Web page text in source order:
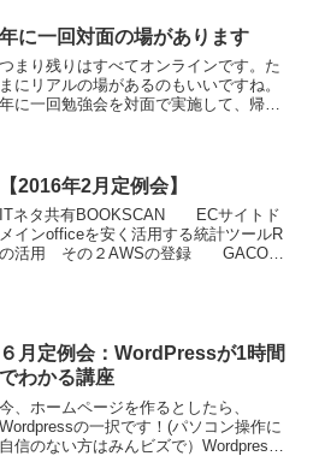
年に一回対面の場があります
つまり残りはすべてオンラインです。た
まにリアルの場があるのもいいですね。
年に一回勉強会を対面で実施して、帰り
【2016年2月定例会】
ITネタ共有BOOKSCAN ECサイトド
メインofficeを安く活用する統計ツールR
の活用 その２AWSの登録 GACOO
６月定例会：WordPressが1時間
でわかる講座
今、ホームページを作るとしたら、
Wordpressの一択です！(パソコン操作に
自信のない方はみんビズで）Wordpress